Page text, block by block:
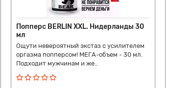
Смазки для фистинга
Попперс BERLIN XXL. Нидерланды 30
мл
Ощути невероятный экстаз с усилителем
оргазма попперсом! МЕГА-объем - 30 мл.
Подходит мужчинам и же..